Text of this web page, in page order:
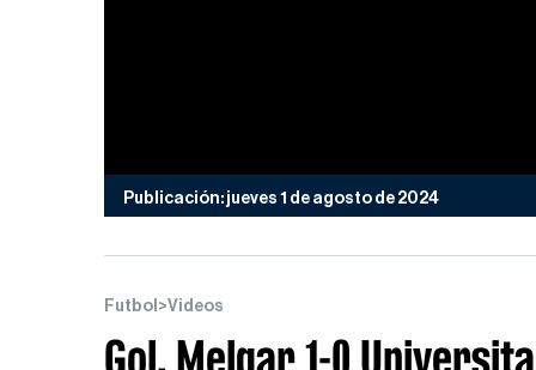
Publicación: jueves 1 de agosto de 2024
Futbol >Videos
Gol, Melgar 1-0